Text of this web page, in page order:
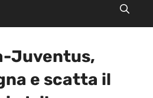
Juventus,
e scatta il